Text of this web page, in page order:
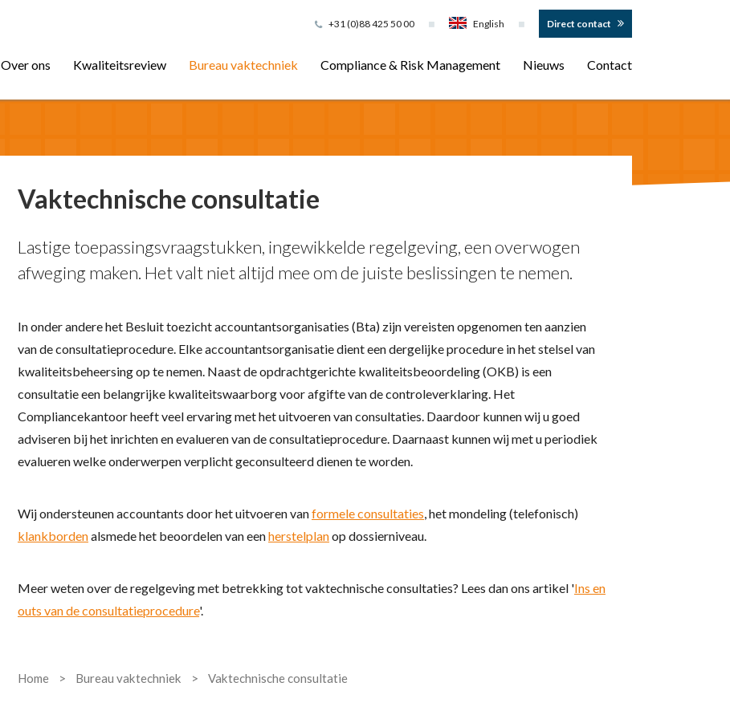
+31 (0)88 425 50 00 English Direct contact
Over ons Kwaliteitsreview Bureau vaktechniek Compliance & Risk Management Nieuws Contact
Vaktechnische consultatie
Lastige toepassingsvraagstukken, ingewikkelde regelgeving, een overwogen
afweging maken. Het valt niet altijd mee om de juiste beslissingen te nemen.
In onder andere het Besluit toezicht accountantsorganisaties (Bta) zijn vereisten opgenomen ten aanzien
van de consultatieprocedure. Elke accountantsorganisatie dient een dergelijke procedure in het stelsel van
kwaliteitsbeheersing op te nemen. Naast de opdrachtgerichte kwaliteitsbeoordeling (OKB) is een
consultatie een belangrijke kwaliteitswaarborg voor afgifte van de controleverklaring. Het
Compliancekantoor heeft veel ervaring met het uitvoeren van consultaties. Daardoor kunnen wij u goed
adviseren bij het inrichten en evalueren van de consultatieprocedure. Daarnaast kunnen wij met u periodiek
evalueren welke onderwerpen verplicht geconsulteerd dienen te worden.
Wij ondersteunen accountants door het uitvoeren vanformele consultaties, het mondeling (telefonisch)
klankbordenalsmede het beoordelen van eenherstelplanop dossierniveau.
Meer weten over de regelgeving met betrekking tot vaktechnische consultaties? Lees dan ons artikel 'Ins en
outs van de consultatieprocedure'.
Home > Bureau vaktechniek > Vaktechnische consultatie